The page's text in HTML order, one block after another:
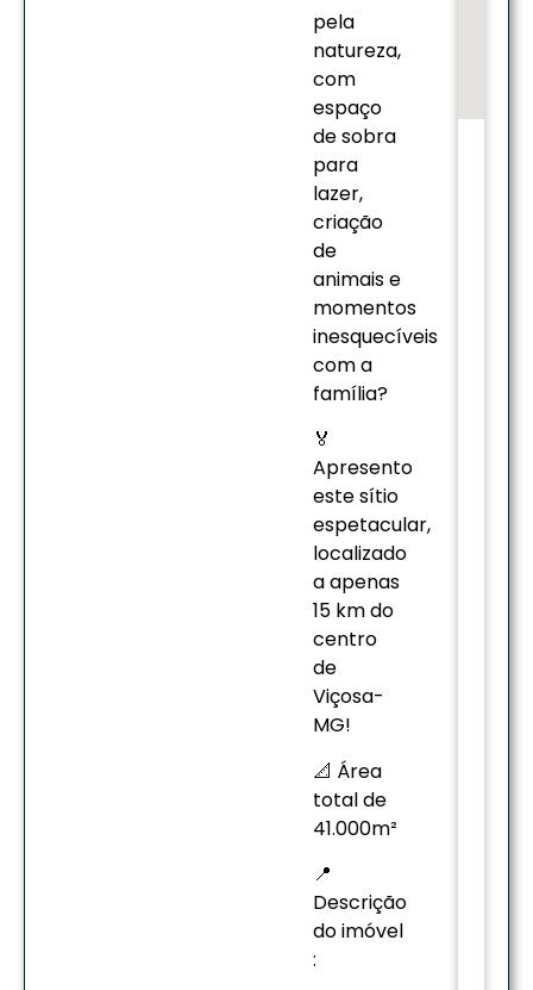
pela
natureza,
com
espaço
de sobra
para
lazer,
criação
de
animais e
momentos
inesquecíveis
com a
família?
🏅
Apresento
este sítio
espetacular,
localizado
a apenas
15 km do
centro
de
Viçosa-
MG!
📐 Área
total de
41.000m²
📍
Descrição
do imóvel
: